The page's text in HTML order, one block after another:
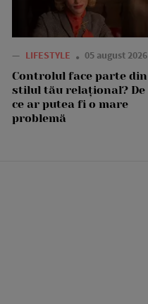
— LIFESTYLE 05 august 2026
Controlul face parte din
stilul tău relațional? De
ce ar putea fi o mare
problemă